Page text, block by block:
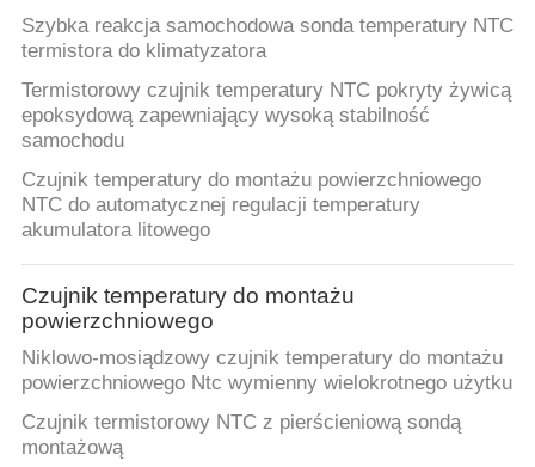
Szybka reakcja samochodowa sonda temperatury NTC
termistora do klimatyzatora
Termistorowy czujnik temperatury NTC pokryty żywicą
epoksydową zapewniający wysoką stabilność
samochodu
Czujnik temperatury do montażu powierzchniowego
NTC do automatycznej regulacji temperatury
akumulatora litowego
Czujnik temperatury do montażu
powierzchniowego
Niklowo-mosiądzowy czujnik temperatury do montażu
powierzchniowego Ntc wymienny wielokrotnego użytku
Czujnik termistorowy NTC z pierścieniową sondą
montażową